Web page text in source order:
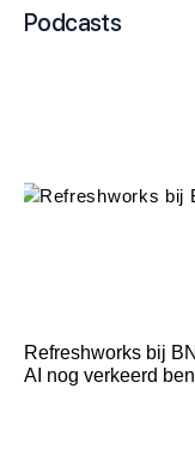
Podcasts
Refreshworks bij
AI nog verkeerd